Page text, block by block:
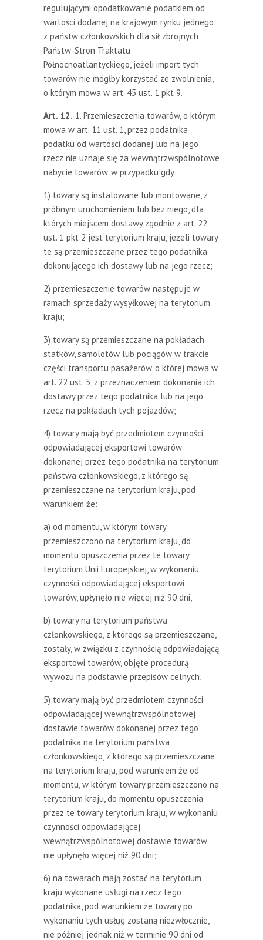
regulującymi opodatkowanie podatkiem od
wartości dodanej na krajowym rynku jednego
z państw członkowskich dla sił zbrojnych
Państw-Stron Traktatu
Północnoatlantyckiego, jeżeli import tych
towarów nie mógłby korzystać ze zwolnienia,
o którym mowa w art. 45 ust. 1 pkt 9.
Art. 12. 1. Przemieszczenia towarów, o którym
mowa w art. 11 ust. 1, przez podatnika
podatku od wartości dodanej lub na jego
rzecz nie uznaje się za wewnątrzwspólnotowe
nabycie towarów, w przypadku gdy:
1) towary są instalowane lub montowane, z
próbnym uruchomieniem lub bez niego, dla
których miejscem dostawy zgodnie z art. 22
ust. 1 pkt 2 jest terytorium kraju, jeżeli towary
te są przemieszczane przez tego podatnika
dokonującego ich dostawy lub na jego rzecz;
2) przemieszczenie towarów następuje w
ramach sprzedaży wysyłkowej na terytorium
kraju;
3) towary są przemieszczane na pokładach
statków, samolotów lub pociągów w trakcie
części transportu pasażerów, o której mowa w
art. 22 ust. 5, z przeznaczeniem dokonania ich
dostawy przez tego podatnika lub na jego
rzecz na pokładach tych pojazdów;
4) towary mają być przedmiotem czynności
odpowiadającej eksportowi towarów
dokonanej przez tego podatnika na terytorium
państwa członkowskiego, z którego są
przemieszczane na terytorium kraju, pod
warunkiem że:
a) od momentu, w którym towary
przemieszczono na terytorium kraju, do
momentu opuszczenia przez te towary
terytorium Unii Europejskiej, w wykonaniu
czynności odpowiadającej eksportowi
towarów, upłynęło nie więcej niż 90 dni,
b) towary na terytorium państwa
członkowskiego, z którego są przemieszczane,
zostały, w związku z czynnością odpowiadającą
eksportowi towarów, objęte procedurą
wywozu na podstawie przepisów celnych;
5) towary mają być przedmiotem czynności
odpowiadającej wewnątrzwspólnotowej
dostawie towarów dokonanej przez tego
podatnika na terytorium państwa
członkowskiego, z którego są przemieszczane
na terytorium kraju, pod warunkiem że od
momentu, w którym towary przemieszczono na
terytorium kraju, do momentu opuszczenia
przez te towary terytorium kraju, w wykonaniu
czynności odpowiadającej
wewnątrzwspólnotowej dostawie towarów,
nie upłynęło więcej niż 90 dni;
6) na towarach mają zostać na terytorium
kraju wykonane usługi na rzecz tego
podatnika, pod warunkiem że towary po
wykonaniu tych usług zostaną niezwłocznie,
nie później jednak niż w terminie 90 dni od